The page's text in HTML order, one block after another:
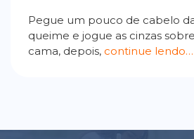
Pegue um pouco de cabelo
queime e jogue as cinzas
cama, depois, continue lendo…